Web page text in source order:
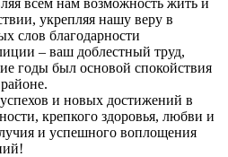
укрепляя нашу веру в
слов благодарности
– ваш доблестный труд,
годы был основой спокойствия
и новых достижений в
крепкого здоровья, любви и
и успешного воплощения